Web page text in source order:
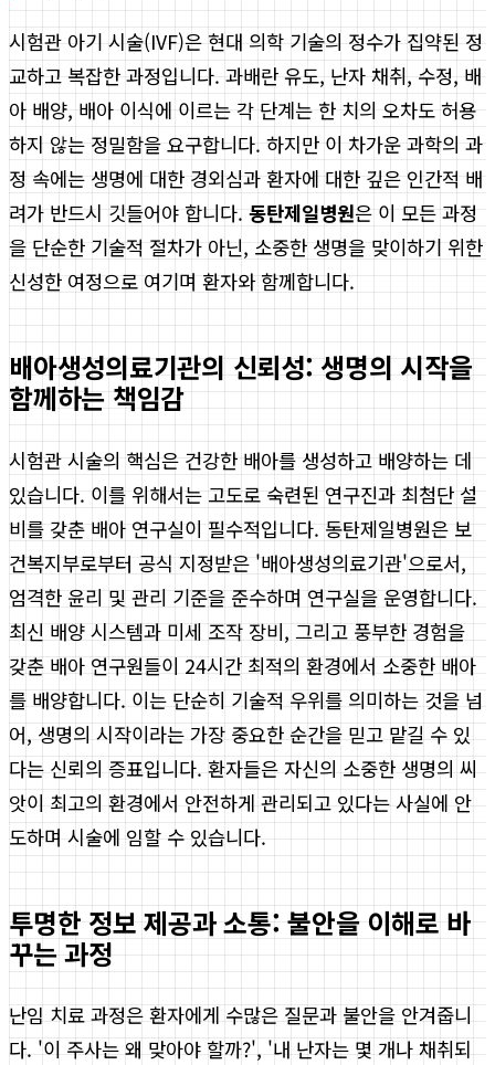
시험관 아기 시술(IVF)은 현대 의학 기술의 정수가 집약된 정
교하고 복잡한 과정입니다. 과배란 유도, 난자 채취, 수정, 배
아 배양, 배아 이식에 이르는 각 단계는 한 치의 오차도 허용
하지 않는 정밀함을 요구합니다. 하지만 이 차가운 과학의 과
정 속에는 생명에 대한 경외심과 환자에 대한 깊은 인간적 배
려가 반드시 깃들어야 합니다. 동탄제일병원은 이 모든 과정
을 단순한 기술적 절차가 아닌, 소중한 생명을 맞이하기 위한
신성한 여정으로 여기며 환자와 함께합니다.
배아생성의료기관의 신뢰성: 생명의 시작을
함께하는 책임감
시험관 시술의 핵심은 건강한 배아를 생성하고 배양하는 데
있습니다. 이를 위해서는 고도로 숙련된 연구진과 최첨단 설
비를 갖춘 배아 연구실이 필수적입니다. 동탄제일병원은 보
건복지부로부터 공식 지정받은 '배아생성의료기관'으로서,
엄격한 윤리 및 관리 기준을 준수하며 연구실을 운영합니다.
최신 배양 시스템과 미세 조작 장비, 그리고 풍부한 경험을
갖춘 배아 연구원들이 24시간 최적의 환경에서 소중한 배아
를 배양합니다. 이는 단순히 기술적 우위를 의미하는 것을 넘
어, 생명의 시작이라는 가장 중요한 순간을 믿고 맡길 수 있
다는 신뢰의 증표입니다. 환자들은 자신의 소중한 생명의 씨
앗이 최고의 환경에서 안전하게 관리되고 있다는 사실에 안
도하며 시술에 임할 수 있습니다.
투명한 정보 제공과 소통: 불안을 이해로 바
꾸는 과정
난임 치료 과정은 환자에게 수많은 질문과 불안을 안겨줍니
다. '이 주사는 왜 맞아야 할까?', '내 난자는 몇 개나 채취되